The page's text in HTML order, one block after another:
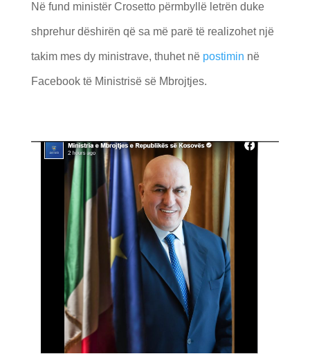
Në fund ministër Crosetto përmbyllë letrën duke
shprehur dëshirën që sa më parë të realizohet një
takim mes dy ministrave, thuhet në postimin në
Facebook të Ministrisë së Mbrojtjes.